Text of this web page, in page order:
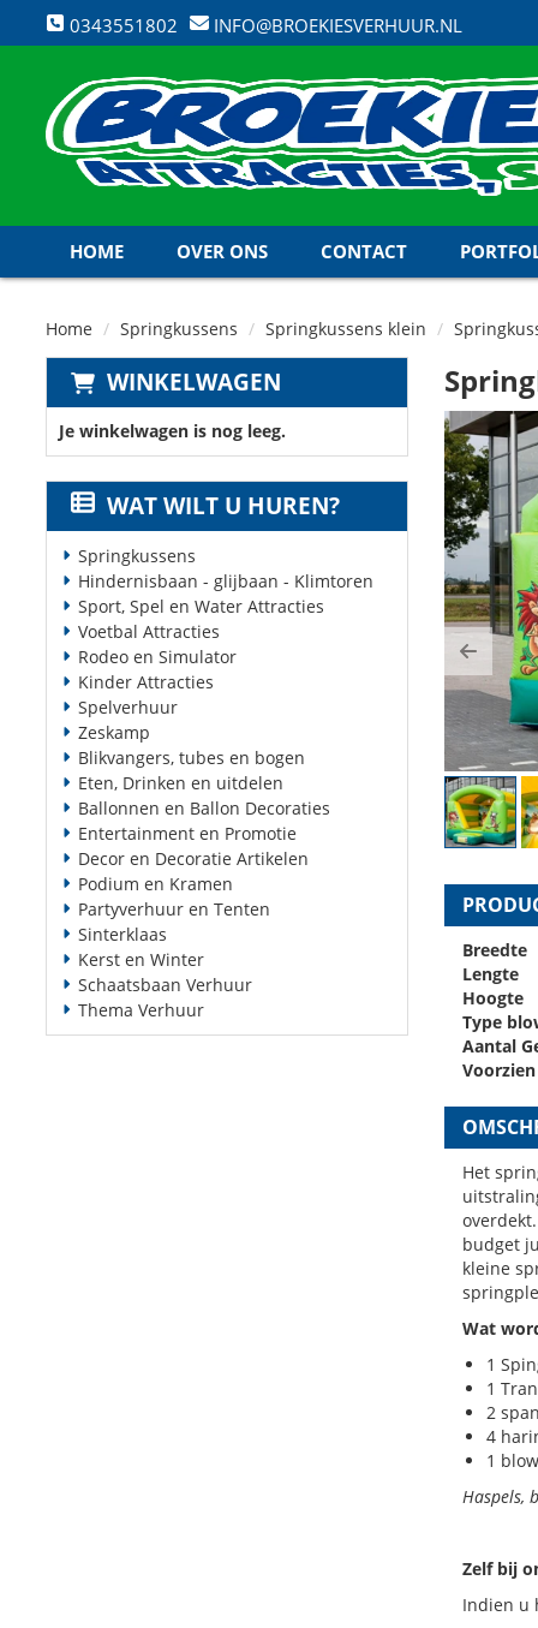
0343551802 INFO@BROEKIESVERHUUR.NL
HOME OVER ONS CONTACT
Home Springkussens Springkussens klein
WINKELWAGEN
Je winkelwagen is nog leeg.
WAT WILT U HUREN?
Springkussens
Hindernisbaan - glijbaan - Klimtoren
Sport, Spel en Water Attracties
Voetbal Attracties
Rodeo en Simulator
Kinder Attracties
Spelverhuur
Zeskamp
Blikvangers, tubes en bogen
Eten, Drinken en uitdelen
Ballonnen en Ballon Decoraties
Entertainment en Promotie
Decor en Decoratie Artikelen
Podium en Kramen
Partyverhuur en Tenten
Sinterklaas
Kerst en Winter
Schaatsbaan Verhuur
Thema Verhuur
Breedte
Lengte
Hoogte
Type
Aantal
Het
budget
kleine
Wat
1
1
2
4
1
Haspels,
Zelf bij
Indien u